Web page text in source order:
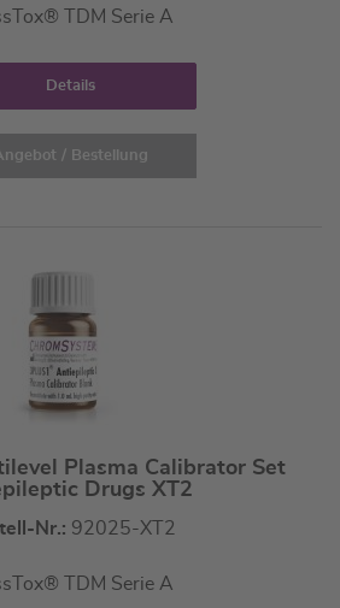
TDM Serie A
Details
/ Bestellung
Plasma Calibrator Set
Drugs XT2
Nr.: 92025-XT2
TDM Serie A